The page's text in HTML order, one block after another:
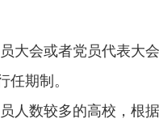
会或者党员代表大会
期制。
数较多的高校，根据